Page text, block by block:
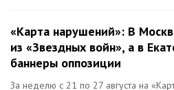
«Карта нарушений»: В
из «Звездных войн», а в
баннеры оппозиции
За неделю с 21 по 27 августа на